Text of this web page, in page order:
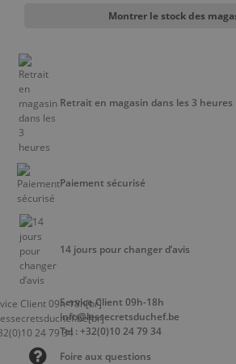
Montrer le stock des
Retrait en magasin dans les 3 heures
Paiement sécurisé
14 jours pour changer d’avis
Service Client 09h-18h
info@lessecretsduchef.be
Tel : +32(0)10 24 79 34
Foire aux questions